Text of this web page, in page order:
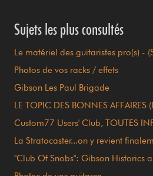
Sujets les plus consultés
Le matériel des guitaristes pro(s) -
Photos de vos racks / effets
Gibson Les Paul Brigade
LE TOPIC DES BONNES AFFAIRES
Custom77 Users' Club, TOUTES
La Stratocaster...on y revient
"Club Of Snobs": Gibson Historics